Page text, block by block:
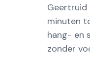
Geertruid
minuten
hang- en
zonder